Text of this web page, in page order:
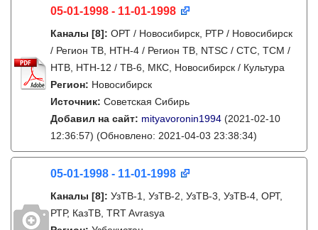
05-01-1998 - 11-01-1998
Каналы [8]: ОРТ / Новосибирск, РТР / Новосибирск
/ Регион ТВ, НТН-4 / Регион ТВ, NTSC / СТС, ТСМ /
НТВ, НТН-12 / ТВ-6, МКС, Новосибирск / Культура
Регион: Новосибирск
Источник: Советская Сибирь
Добавил на сайт: mityavoronin1994 (2021-02-10
12:36:57) (Обновлено: 2021-04-03 23:38:34)
05-01-1998 - 11-01-1998
Каналы [8]: УзТВ-1, УзТВ-2, УзТВ-3, УзТВ-4, ОРТ,
РТР, КазТВ, TRT Avrasya